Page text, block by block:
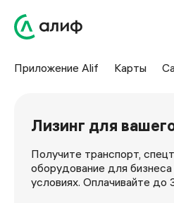
Приложение Alif Карты
Лизинг для
Получите транспорт,
оборудование для
условиях. Оплачивайте до